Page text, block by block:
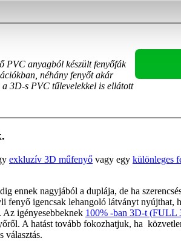
PVC anyagból készült fenyőfák
néhány fenyőt akár
a 3D-s PVC tűlevelekkel is ellátott
exkluzív 3D műfenyő vagy egy különleges
ennek nagyjából a duplája, de ha
igencsak lehangoló látványt
igényesebbeknek 100% -ban 3D-t (FULL
A hatást tovább fokozhatjuk, ha
választás.